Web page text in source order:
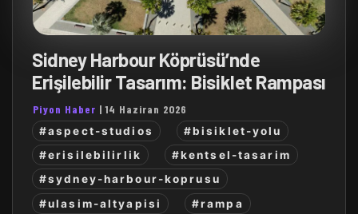
Sidney Harbour Köprüsü’nde
Erişilebilir Tasarım: Bisiklet Rampası
Piyon Haber |14 Haziran 2026
#aspect-studios
#bisiklet-yolu
#erisilebilirlik
#kentsel-tasarim
#sydney-harbour-koprusu
#ulasim-altyapisi
#rampa